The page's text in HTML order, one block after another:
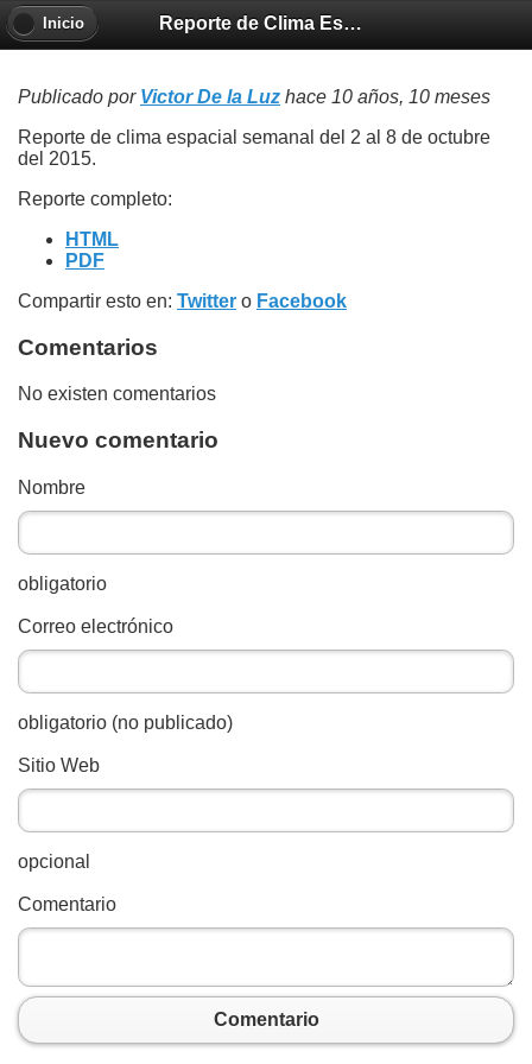
Reporte de Clima Espacial: 2 al 8 de Octubre 2015
Inicio
Publicado por Victor De la Luz hace 10 años, 10 meses
Reporte de clima espacial semanal del 2 al 8 de octubre
del 2015.
Reporte completo:
HTML
PDF
Compartir esto en: Twitter o Facebook
Comentarios
No existen comentarios
Nuevo comentario
Nombre
obligatorio
Correo electrónico
obligatorio (no publicado)
Sitio Web
opcional
Comentario
Comentario